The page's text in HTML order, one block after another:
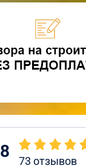
73 отзывов